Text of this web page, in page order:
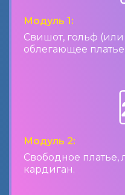
Модуль 1:
Свишот, гольф
облегающее
Модуль 2:
Свободное платье,
кардиган.